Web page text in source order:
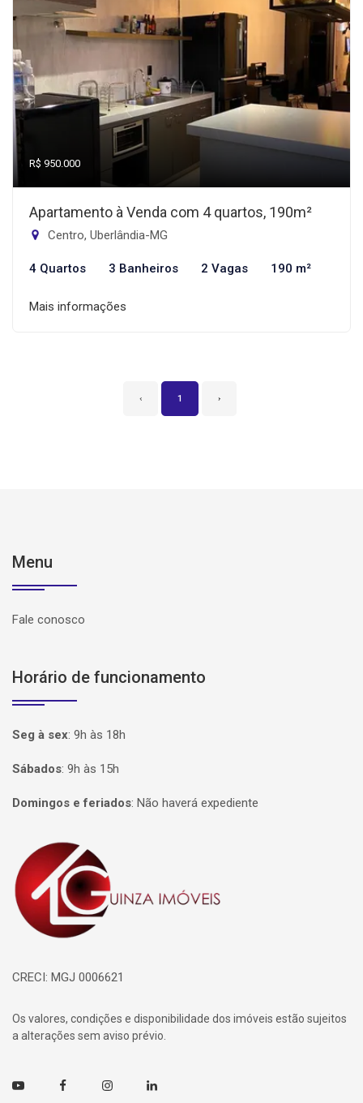
R$ 950.000
Apartamento à Venda com 4 quartos, 190m²
Centro, Uberlândia-MG
4 Quartos 3 Banheiros 2 Vagas 190 m²
Mais informações
‹ 1 ›
Menu
Fale conosco
Horário de funcionamento
Seg à sex: 9h às 18h
Sábados: 9h às 15h
Domingos e feriados: Não haverá expediente
Página inicial
CRECI: MGJ 0006621
Os valores, condições e disponibilidade dos imóveis estão sujeitos
a alterações sem aviso prévio.
Youtube FacebookInstagramLinkedin